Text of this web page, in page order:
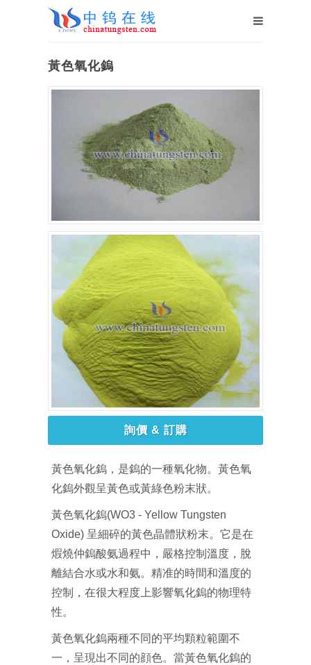
黃色氧化鎢
詢價 & 訂購
黃色氧化鎢，是鎢的一種氧化物。黃色氧
化鎢外觀呈黃色或黃綠色粉末狀。
黃色氧化鎢(WO3 - Yellow Tungsten
Oxide) 呈細碎的黃色晶體狀粉末。它是在
煆燒仲鎢酸氨過程中，嚴格控制溫度，脫
離結合水或水和氨。精准的時間和溫度的
控制，在很大程度上影響氧化鎢的物理特
性。
黃色氧化鎢兩種不同的平均顆粒範圍不
一，呈現出不同的顔色。當黃色氧化鎢的